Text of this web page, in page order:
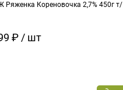
Ряженка Кореновочка 2,7% 450г т/
₽ / шт